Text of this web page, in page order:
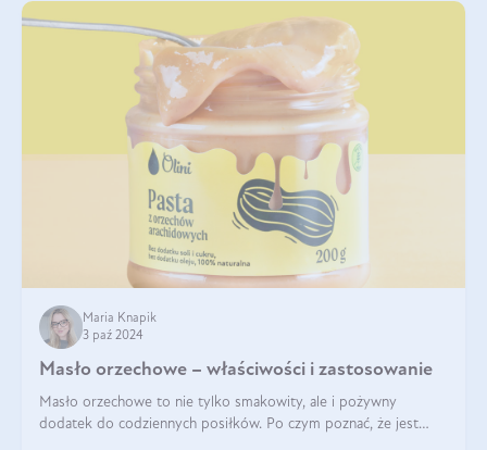
Maria Knapik
3 paź 2024
Masło orzechowe – właściwości i zastosowanie
Masło orzechowe to nie tylko smakowity, ale i pożywny
dodatek do codziennych posiłków. Po czym poznać, że jest